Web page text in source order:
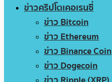
ข่าวคริปโตเคอเรนซี่
ข่าว Bitcoin
ข่าว Ethereum
ข่าว Binance Coin
ข่าว Dogecoin